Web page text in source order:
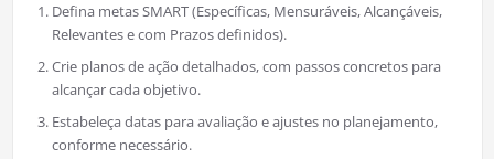
Defina metas SMART (Específicas, Mensuráveis, Alcançáveis,
Relevantes e com Prazos definidos).
Crie planos de ação detalhados, com passos concretos para
alcançar cada objetivo.
Estabeleça datas para avaliação e ajustes no planejamento,
conforme necessário.